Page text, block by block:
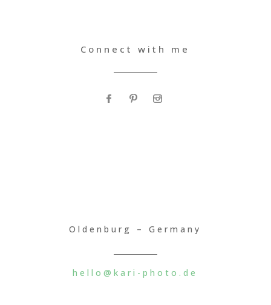
Connect with me
Oldenburg – Germany
hello@kari-photo.de